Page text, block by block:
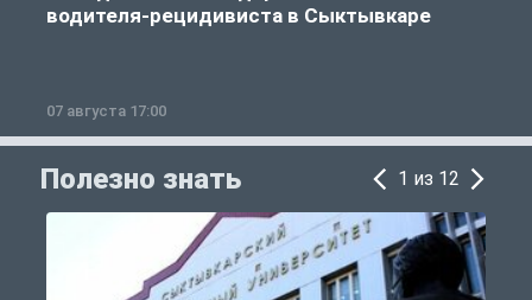
водителя-рецидивиста в Сыктывкаре
07 августа 17:00
Полезно знать 1 из 12